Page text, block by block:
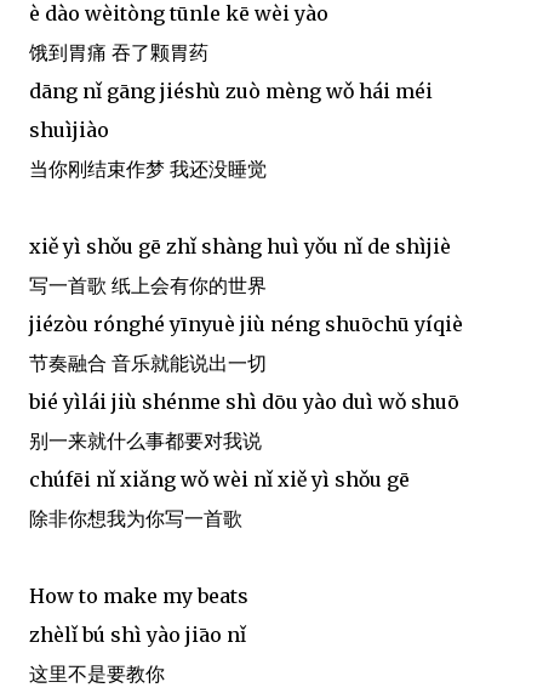
è dào wèitòng tūnle kē wèi yào
饿到胃痛 吞了颗胃药
dāng nǐ gāng jiéshù zuò mèng wǒ hái méi
shuìjiào
当你刚结束作梦 我还没睡觉
xiě yì shǒu gē zhǐ shàng huì yǒu nǐ de shìjiè
写一首歌 纸上会有你的世界
jiézòu rónghé yīnyuè jiù néng shuōchū yíqiè
节奏融合 音乐就能说出一切
bié yìlái jiù shénme shì dōu yào duì wǒ shuō
别一来就什么事都要对我说
chúfēi nǐ xiǎng wǒ wèi nǐ xiě yì shǒu gē
除非你想我为你写一首歌
How to make my beats
zhèlǐ bú shì yào jiāo nǐ
这里不是要教你